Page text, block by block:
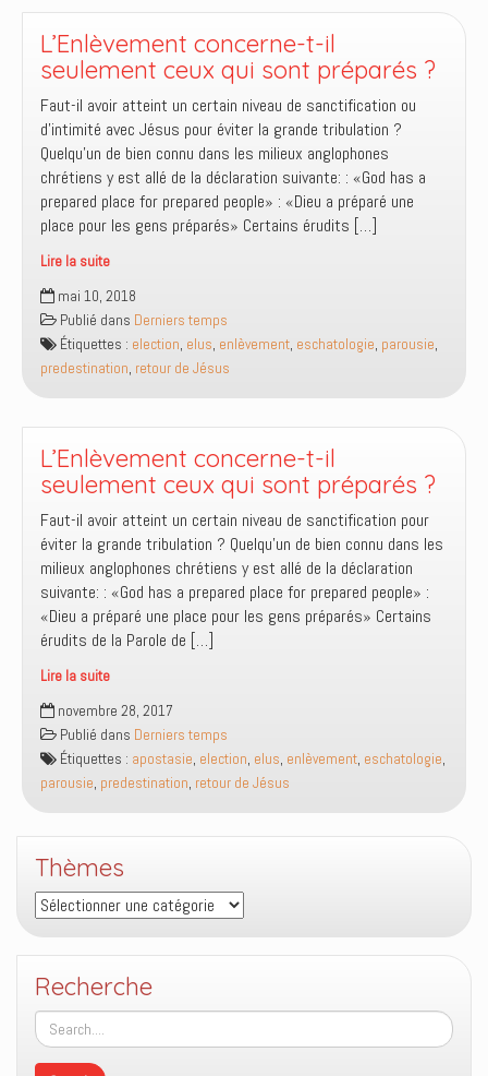
la
grande
tribulation
?
L’Enlèvement concerne-t-il
seulement ceux qui sont préparés ?
Faut-il avoir atteint un certain niveau de sanctification ou
d’intimité avec Jésus pour éviter la grande tribulation ?
Quelqu’un de bien connu dans les milieux anglophones
chrétiens y est allé de la déclaration suivante: : «God has a
prepared place for prepared people» : «Dieu a préparé une
place pour les gens préparés» Certains érudits […]
Lire la suite
L’Enlèvement
concerne-
t-
il
seulement
qui
sont
préparés
?
mai 10, 2018
Publié dans Derniers temps
Étiquettes : election, elus, enlèvement, eschatologie, parousie,
predestination, retour de Jésus
L’Enlèvement concerne-t-il
seulement ceux qui sont préparés ?
Faut-il avoir atteint un certain niveau de sanctification pour
éviter la grande tribulation ? Quelqu’un de bien connu dans les
milieux anglophones chrétiens y est allé de la déclaration
suivante: : «God has a prepared place for prepared people» :
«Dieu a préparé une place pour les gens préparés» Certains
érudits de la Parole de […]
Lire la suite
L’Enlèvement
concerne-
t-
il
seulement
qui
sont
préparés
?
novembre 28, 2017
Publié dans Derniers temps
Étiquettes : apostasie, election, elus, enlèvement, eschatologie,
parousie, predestination, retour de Jésus
Thèmes
Thèmes
Recherche